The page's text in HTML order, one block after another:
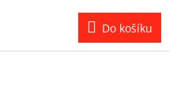
Do košíku